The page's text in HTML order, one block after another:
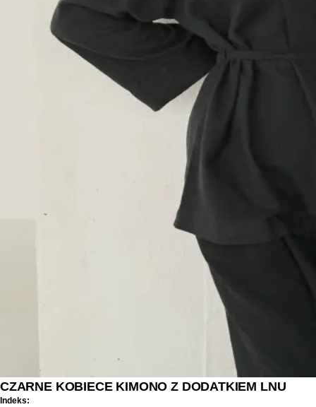
CZARNE KOBIECE KIMONO Z DODATKIEM LNU
Indeks: